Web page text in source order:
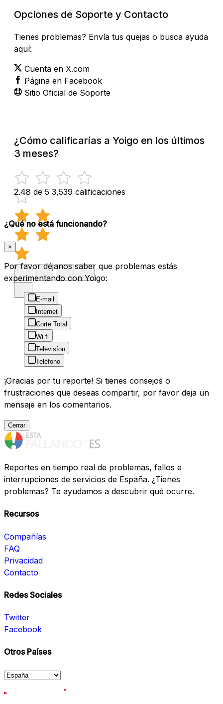
Opciones de Soporte y Contacto
Tienes problemas? Envía tus quejas o busca ayuda
aquí:
Cuenta en X.com
Página en Facebook
Sitio Oficial de Soporte
¿Cómo calificarías a Yoigo en los últimos
3 meses?
2.48 de 5 3,539 calificaciones
¿Qué no está funcionando?
×
Por favor déjanos saber que problemas estás
experimentando con Yoigo:
E-mail
Internet
Corte Total
Wi-fi
Televisíon
Teléfono
¡Gracias por tu reporte! Si tienes consejos o
frustraciones que deseas compartir, por favor deja un
mensaje en los comentarios.
Cerrar
Reportes en tiempo real de problemas, fallos e
interrupciones de servicios de España. ¿Tienes
problemas? Te ayudamos a descubrir qué ocurre.
Recursos
Compañías
FAQ
Privacidad
Contacto
Redes Sociales
Twitter
Facebook
Otros Países